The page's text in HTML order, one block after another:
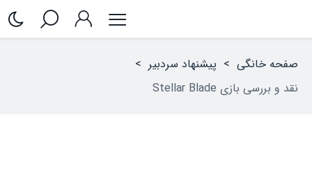
صفحه خانگی > پیشنهاد سردبیر >
نقد و بررسی بازی Stellar Blade